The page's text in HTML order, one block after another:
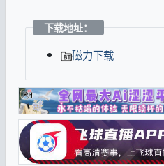
下载地址：
磁力下载